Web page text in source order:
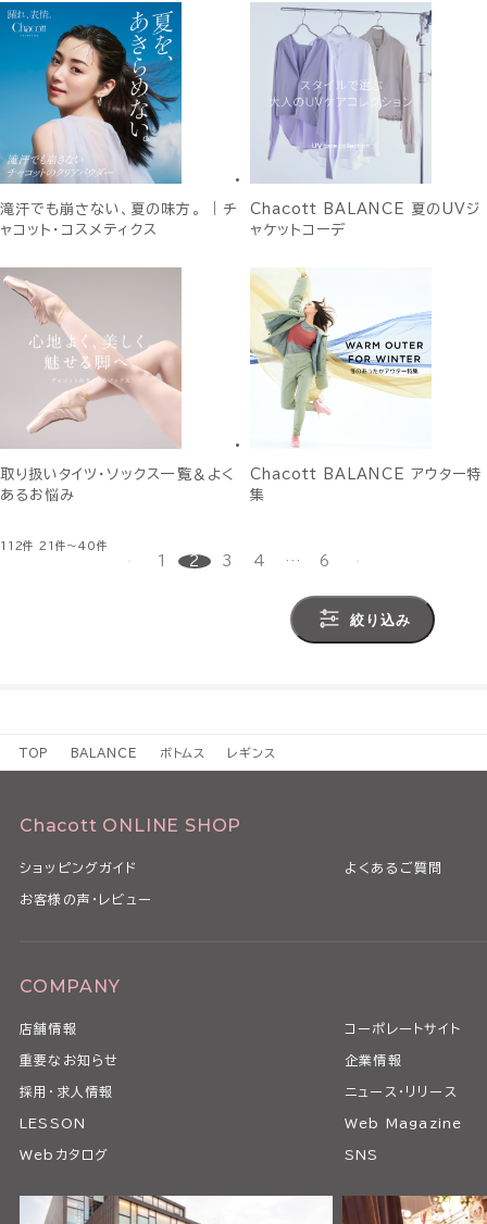
滝汗でも崩さない、夏の味方。 ｜チ
ャコット・コスメティクス
Chacott BALANCE 夏のUVジ
ャケットコーデ
取り扱いタイツ・ソックス一覧＆よく
あるお悩み
Chacott BALANCE アウター特
集
112件 21件～40件
1 2 3 4 … 6
絞り込み
TOP BALANCE ボトムス レギンス
Chacott ONLINE SHOP
ショッピングガイド よくあるご質問
お客様の声・レビュー
COMPANY
店舗情報 コーポレートサイト
重要なお知らせ 企業情報
採用・求人情報 ニュース・リリース
LESSON Web Magazine
Webカタログ SNS